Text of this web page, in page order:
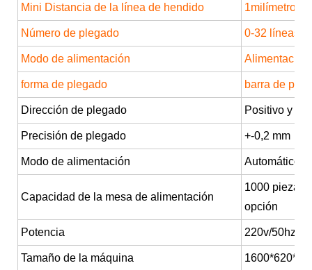
Mini Distancia de la línea de hendido 1milímetro
Número de plegado 0-32 líneas
Modo de alimentación Alimentación
forma de plegado barra de
Dirección de plegado Positivo y
Precisión de plegado +-0,2 mm
Modo de alimentación Automático
Capacidad de la mesa de alimentación
1000 piezas/
opción
Potencia 220v/50hz/
Tamaño de la máquina